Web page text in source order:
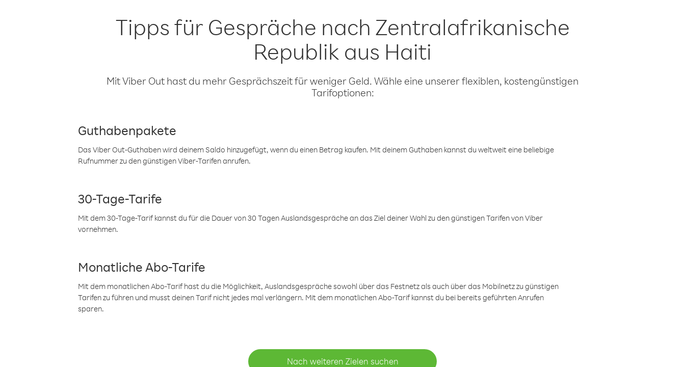
Tipps für Gespräche nach Zentralafrikanische
Republik aus Haiti
Mit Viber Out hast du mehr Gesprächszeit für weniger Geld. Wähle eine unserer flexiblen, kostengünstigen
Tarifoptionen:
Guthabenpakete
Das Viber Out-Guthaben wird deinem Saldo hinzugefügt, wenn du einen Betrag kaufen. Mit deinem Guthaben kannst du weltweit eine beliebige
Rufnummer zu den günstigen Viber-Tarifen anrufen.
30-Tage-Tarife
Mit dem 30-Tage-Tarif kannst du für die Dauer von 30 Tagen Auslandsgespräche an das Ziel deiner Wahl zu den günstigen Tarifen von Viber
vornehmen.
Monatliche Abo-Tarife
Mit dem monatlichen Abo-Tarif hast du die Möglichkeit, Auslandsgespräche sowohl über das Festnetz als auch über das Mobilnetz zu günstigen
Tarifen zu führen und musst deinen Tarif nicht jedes mal verlängern. Mit dem monatlichen Abo-Tarif kannst du bei bereits geführten Anrufen
sparen.
Nach weiteren Zielen suchen